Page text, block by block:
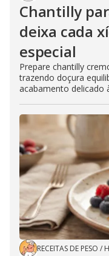
Chantilly
deixa cada
especial
Prepare chantilly
trazendo doçura
acabamento delicado
RECEITAS DE PESO /